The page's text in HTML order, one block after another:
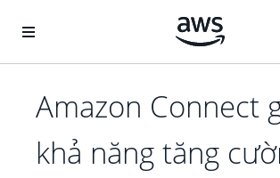
Amazon Connect
khả năng tăng